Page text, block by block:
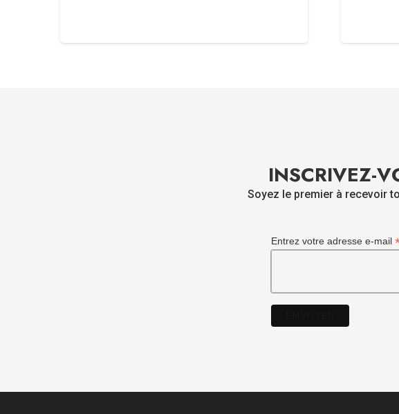
INSCRIVEZ-
Soyez le premier à recevoir
Entrez votre adresse e-mail